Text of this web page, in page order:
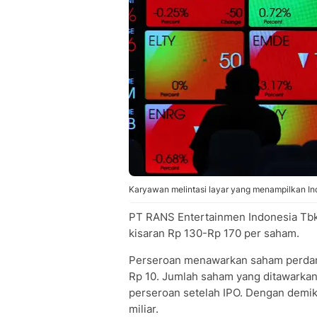
Karyawan melintasi layar yang menampilkan
PT RANS Entertainmen Indonesia
kisaran Rp 130-Rp 170 per saham.
Perseroan menawarkan saham
Rp 10. Jumlah saham yang
perseroan setelah IPO. Dengan
miliar.